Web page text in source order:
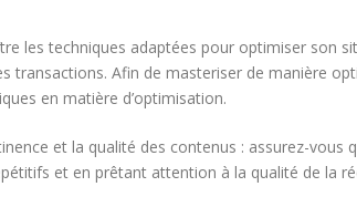
les techniques adaptées pour optimiser son
transactions. Afin de masteriser de manière
en matière d’optimisation.
et la qualité des contenus : assurez-vous
et en prêtant attention à la qualité de la